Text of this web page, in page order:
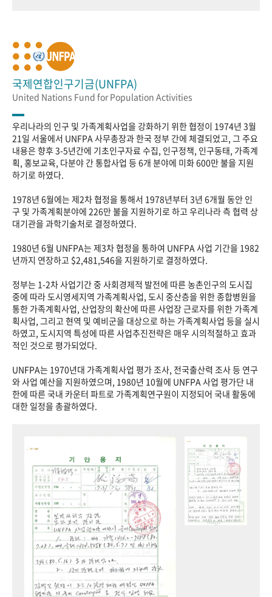
국제연합인구기금(UNFPA)
United Nations Fund for Population Activities
우리나라의 인구 및 가족계획사업을 강화하기 위한 협정이 1974년 3월
21일 서울에서 UNFPA 사무총장과 한국 정부 간에 체결되었고, 그 주요
내용은 향후 3-5년간에 기초인구자료 수집, 인구정책, 인구동태, 가족계
획, 홍보교육, 다분야 간 통합사업 등 6개 분야에 미화 600만 불을 지원
하기로 하였다.
1978년 6월에는 제2차 협정을 통해서 1978년부터 3년 6개월 동안 인
구 및 가족계획분야에 226만 불을 지원하기로 하고 우리나라 측 협력 상
대기관을 과학기술처로 결정하였다.
1980년 6월 UNFPA는 제3차 협정을 통하여 UNFPA 사업 기간을 1982
년까지 연장하고 $2,481,546을 지원하기로 결정하였다.
정부는 1-2차 사업기간 중 사회경제적 발전에 따른 농촌인구의 도시집
중에 따라 도시영세지역 가족계획사업, 도시 중산층을 위한 종합병원을
통한 가족계획사업, 산업장의 확산에 따른 사업장 근로자를 위한 가족계
획사업, 그리고 현역 및 예비군을 대상으로 하는 가족계획사업 등을 실시
하였고, 도시지역 특성에 따른 사업추진전략은 매우 시의적절하고 효과
적인 것으로 평가되었다.
UNFPA는 1970년대 가족계획사업 평가 조사, 전국출산력 조사 등 연구
와 사업 예산을 지원하였으며, 1980년 10월에 UNFPA 사업 평가단 내
한에 따른 국내 카운터 파트로 가족계획연구원이 지정되어 국내 활동에
대한 일정을 총괄하였다.